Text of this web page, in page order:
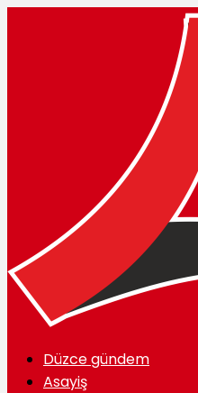
Düzce gündem
Asayiş